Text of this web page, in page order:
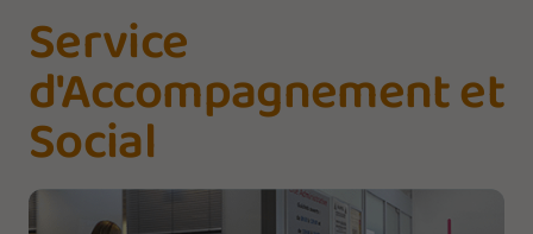
Service
d'Accompagnement et
Social